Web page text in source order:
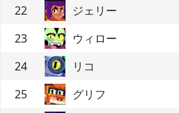
22
ジェリー
23
ウィロー
24
リコ
25
グリフ